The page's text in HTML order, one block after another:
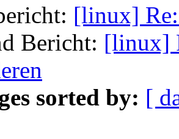
[linux]
Bericht: [linux]
sorted by: [